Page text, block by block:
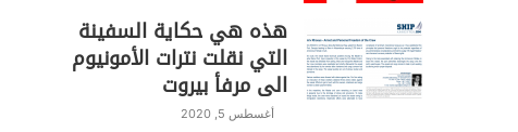
هذه هي حكاية السفينة
التي نقلت نترات الأمونيوم
الى مرفأ بيروت
أغسطس 5, 2020